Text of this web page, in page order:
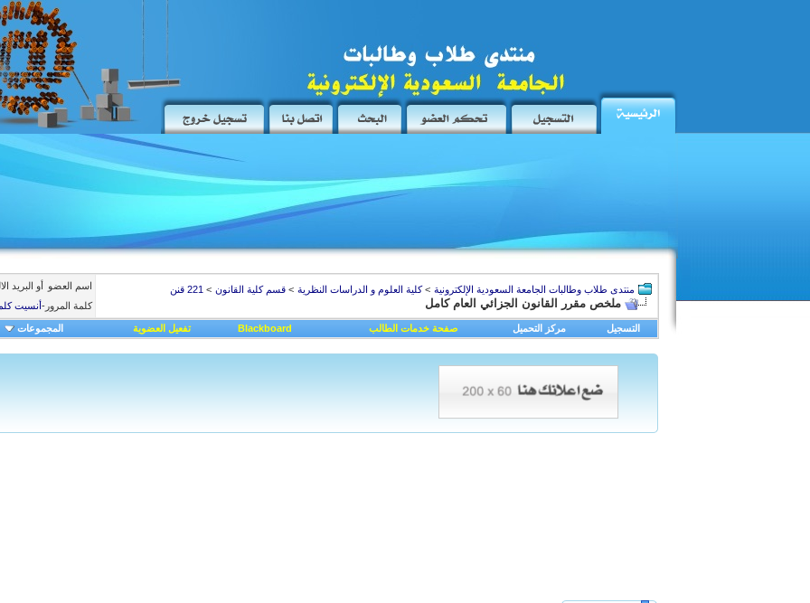
منتدى طلاب وطالبات الجامعة السعودية الإلكترونية >كلية العلوم و الدراسات النظرية >قسم كلية القانون > 221 قنن
ملخص مقرر القانون الجزائي العام كامل
اسم العضو أو البريد
كلمة المرور-أنسيت
التسجيل مركز التحميل صفحة خدمات الطالب Blackboard تفعيل العضوية المجموعات